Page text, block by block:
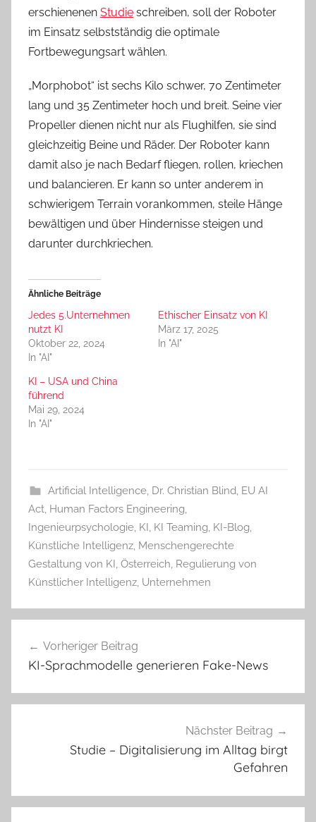
erschienenen Studie schreiben, soll der Roboter
im Einsatz selbstständig die optimale
Fortbewegungsart wählen.
„Morphobot“ ist sechs Kilo schwer, 70 Zentimeter
lang und 35 Zentimeter hoch und breit. Seine vier
Propeller dienen nicht nur als Flughilfen, sie sind
gleichzeitig Beine und Räder. Der Roboter kann
damit also je nach Bedarf fliegen, rollen, kriechen
und balancieren. Er kann so unter anderem in
schwierigem Terrain vorankommen, steile Hänge
bewältigen und über Hindernisse steigen und
darunter durchkriechen.
Ähnliche Beiträge
Jedes 5.Unternehmen
nutzt KI
Oktober 22, 2024
In "AI"
Ethischer Einsatz von KI
März 17, 2025
In "AI"
KI – USA und China
führend
Mai 29, 2024
In "AI"
Artificial Intelligence, Dr. Christian Blind, EU AI
Act, Human Factors Engineering,
Ingenieurpsychologie, KI, KI Teaming, KI-Blog,
Künstliche Intelligenz, Menschengerechte
Gestaltung von KI, Österreich, Regulierung von
Künstlicher Intelligenz, Unternehmen
Vorheriger Beitrag
KI-Sprachmodelle generieren Fake-News
Nächster Beitrag
Studie – Digitalisierung im Alltag birgt
Gefahren